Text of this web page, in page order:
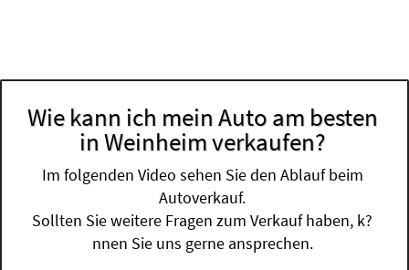
Wie kann ich mein Auto am besten
in Weinheim verkaufen?
Im folgenden Video sehen Sie den Ablauf beim
Autoverkauf.
Sollten Sie weitere Fragen zum Verkauf haben, k?
nnen Sie uns gerne ansprechen.